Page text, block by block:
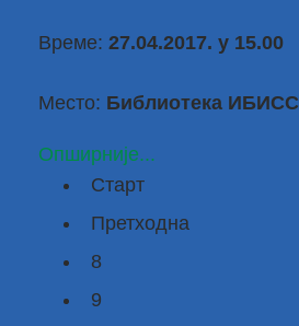
Време: 27.04.2017. у 15.00
Место: Библиотека ИБИСС
Опширније...
Старт
Претходна
8
9